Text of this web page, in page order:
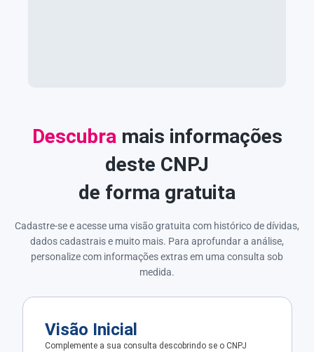
Descubramais informações
deste CNPJ
de forma gratuita
Cadastre-se e acesse uma visão gratuita com histórico de dívidas,
dados cadastrais e muito mais. Para aprofundar a análise,
personalize com informações extras em uma consulta sob
medida.
Visão Inicial
Complemente a sua consulta descobrindo se o CNPJ